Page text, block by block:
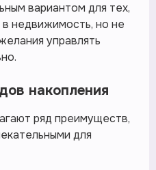
вариантом для тех,
недвижимость, но не
управлять
накопления
ряд преимуществ,
для